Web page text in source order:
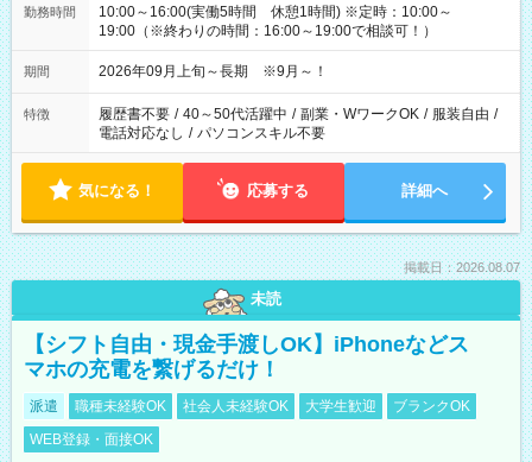
勤務時間
10:00～16:00(実働5時間 休憩1時間) ※定時：10:00～
19:00（※終わりの時間：16:00～19:00で相談可！）
期間 2026年09月上旬～長期 ※9月～！
特徴 履歴書不要 / 40～50代活躍中 / 副業・WワークOK / 服装自由 /
電話対応なし / パソコンスキル不要
気になる！ 応募する 詳細へ
掲載日：2026.08.07
未読
【シフト自由・現金手渡しOK】iPhoneなどス
マホの充電を繋げるだけ！
派遣 職種未経験OK 社会人未経験OK 大学生歓迎
ブランクOK
WEB登録・面接OK